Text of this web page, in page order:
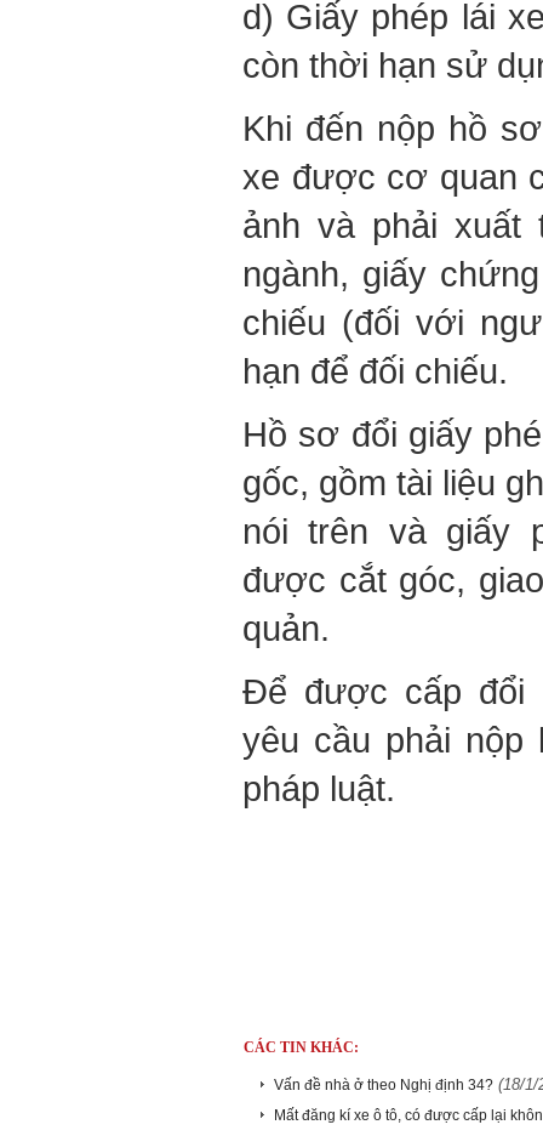
d) Giấy phép lái
còn thời hạn sử
Khi đến nộp hồ
xe được cơ quan
ảnh và phải xuất
ngành, giấy
chiếu (đối với
hạn để đối chiếu.
Hồ sơ đổi giấy
gốc, gồm tài liệu
nói trên và giấy
được cắt góc,
quản.
Để được cấp đổi
yêu cầu phải nộp
pháp luật.
CÁC TIN KHÁC:
Vấn đề nhà ở theo Nghị định 34? (18/1/
Mất đăng kí xe ô tô, có được cấp lại